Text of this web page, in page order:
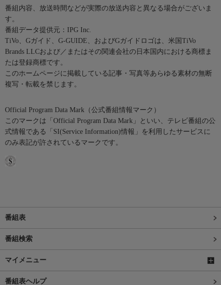
番組内容、放送時間などが実際の放送内容と異なる場合がございま
す。
番組データ提供元：IPG Inc.
TiVo、Gガイド、G-GUIDE、およびGガイドロゴは、米国TiVo
Brands LLCおよび／またはその関連会社の日本国内における商標ま
たは登録商標です。
このホームページに掲載している記事・写真等あらゆる素材の無断
複写・転載を禁じます。
Official Program Data Mark（公式番組情報マーク）
このマークは「Official Program Data Mark」といい、テレビ番組の公
式情報である「SI(Service Information)情報」を利用したサービスに
のみ表記が許されているマークです。
番組表
番組検索
マイメニュー
番組表ヘルプ